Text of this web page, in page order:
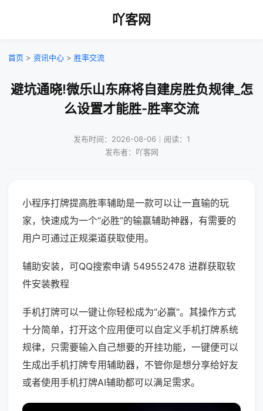
吖客网
首页 > 资讯中心 > 胜率交流
避坑通晓!微乐山东麻将自建房胜负规律_怎
么设置才能胜-胜率交流
发布时间：2026-08-06｜阅读：1
发布者：吖客网
小程序打牌提高胜率辅助是一款可以让一直输的玩
家，快速成为一个“必胜”的输赢辅助神器，有需要的
用户可通过正规渠道获取使用。
辅助安装，可QQ搜索申请 549552478 进群获取软
件安装教程
手机打牌可以一键让你轻松成为“必赢”。其操作方式
十分简单，打开这个应用便可以自定义手机打牌系统
规律，只需要输入自己想要的开挂功能，一键便可以
生成出手机打牌专用辅助器，不管你是想分享给好友
或者使用手机打牌AI辅助都可以满足需求。